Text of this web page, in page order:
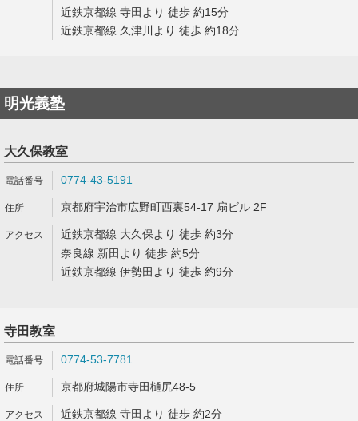
近鉄京都線 寺田より 徒歩 約15分
近鉄京都線 久津川より 徒歩 約18分
明光義塾
大久保教室
0774-43-5191
京都府宇治市広野町西裏54-17 扇ビル 2F
近鉄京都線 大久保より 徒歩 約3分
奈良線 新田より 徒歩 約5分
近鉄京都線 伊勢田より 徒歩 約9分
寺田教室
0774-53-7781
京都府城陽市寺田樋尻48-5
近鉄京都線 寺田より 徒歩 約2分